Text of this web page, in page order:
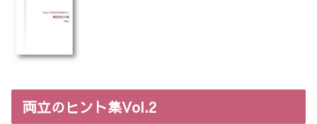
両立のヒント集Vol.2